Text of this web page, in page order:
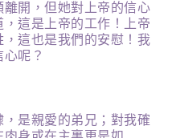
開，但她對上帝的信心
這是上帝的工作！上帝
這也是我們的安慰！我
呢？
，是親愛的弟兄；對我確